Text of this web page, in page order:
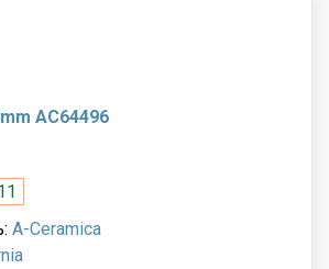
AC64496
A-Ceramica